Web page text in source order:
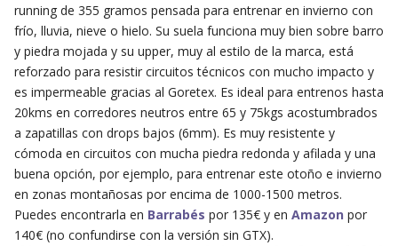
running de 355 gramos pensada para entrenar en invierno con
frío, lluvia, nieve o hielo. Su suela funciona muy bien sobre barro
y piedra mojada y su upper, muy al estilo de la marca, está
reforzado para resistir circuitos técnicos con mucho impacto y
es impermeable gracias al Goretex. Es ideal para entrenos hasta
20kms en corredores neutros entre 65 y 75kgs acostumbrados
a zapatillas con drops bajos (6mm). Es muy resistente y
cómoda en circuitos con mucha piedra redonda y afilada y una
buena opción, por ejemplo, para entrenar este otoño e invierno
en zonas montañosas por encima de 1000-1500 metros.
Puedes encontrarla en Barrabés por 135€ y en Amazon por
140€ (no confundirse con la versión sin GTX).